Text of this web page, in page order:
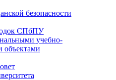
безопасности
СПбПУ
учебно-
объектами